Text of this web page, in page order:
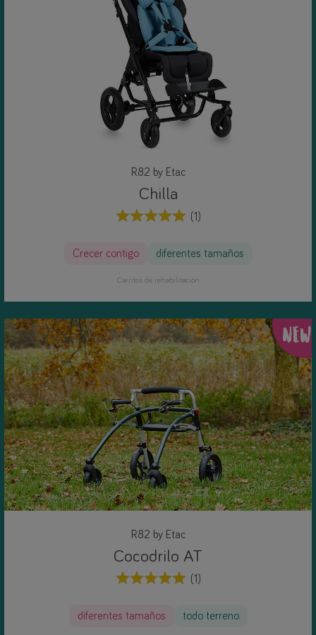
R82 by Etac
Chilla
(1)
Crecer contigo diferentes tamaños
Carritos de rehabilitación
NEW
R82 by Etac
Cocodrilo AT
(1)
diferentes tamaños todo terreno